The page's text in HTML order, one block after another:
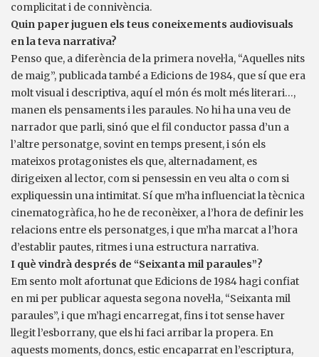
complicitat i de connivència.
Quin paper juguen els teus coneixements audiovisuals
en la teva narrativa?
Penso que, a diferència de la primera novel·la, “Aquelles nits
de maig”, publicada també a Edicions de 1984, que sí que era
molt visual i descriptiva, aquí el món és molt més literari…,
manen els pensaments i les paraules. No hi ha una veu de
narrador que parli, sinó que el fil conductor passa d’un a
l’altre personatge, sovint en temps present, i són els
mateixos protagonistes els que, alternadament, es
dirigeixen al lector, com si pensessin en veu alta o com si
expliquessin una intimitat. Sí que m’ha influenciat la tècnica
cinematogràfica, ho he de reconèixer, a l’hora de definir les
relacions entre els personatges, i que m’ha marcat a l’hora
d’establir pautes, ritmes i una estructura narrativa.
I què vindrà després de “Seixanta mil paraules”?
Em sento molt afortunat que Edicions de 1984 hagi confiat
en mi per publicar aquesta segona novel·la, “Seixanta mil
paraules”, i que m’hagi encarregat, fins i tot sense haver
llegit l’esborrany, que els hi faci arribar la propera. En
aquests moments, doncs, estic encaparrat en l’escriptura,